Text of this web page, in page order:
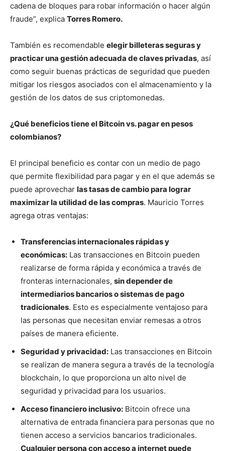
cadena de bloques para robar información o hacer algún
fraude”, explica Torres Romero.
También es recomendable elegir billeteras seguras y
practicar una gestión adecuada de claves privadas, así
como seguir buenas prácticas de seguridad que pueden
mitigar los riesgos asociados con el almacenamiento y la
gestión de los datos de sus criptomonedas.
¿Qué beneficios tiene el Bitcoin vs. pagar en pesos
colombianos?
El principal beneficio es contar con un medio de pago
que permite flexibilidad para pagar y en el que además se
puede aprovechar las tasas de cambio para lograr
maximizar la utilidad de las compras. Mauricio Torres
agrega otras ventajas:
Transferencias internacionales rápidas y
económicas: Las transacciones en Bitcoin pueden
realizarse de forma rápida y económica a través de
fronteras internacionales, sin depender de
intermediarios bancarios o sistemas de pago
tradicionales. Esto es especialmente ventajoso para
las personas que necesitan enviar remesas a otros
países de manera eficiente.
Seguridad y privacidad: Las transacciones en Bitcoin
se realizan de manera segura a través de la tecnología
blockchain, lo que proporciona un alto nivel de
seguridad y privacidad para los usuarios.
Acceso financiero inclusivo: Bitcoin ofrece una
alternativa de entrada financiera para personas que no
tienen acceso a servicios bancarios tradicionales.
Cualquier persona con acceso a internet puede